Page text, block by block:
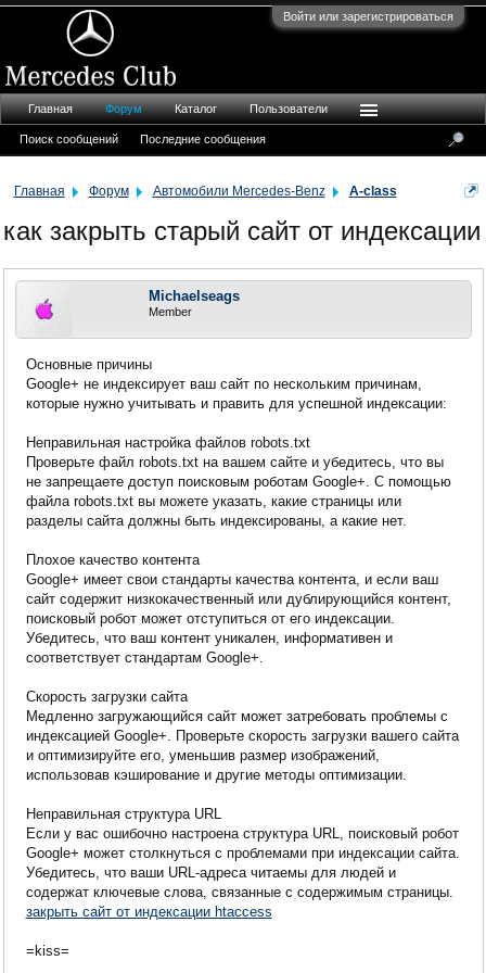
Войти или зарегистрироваться
Главная Форум Автомобили Mercedes-Benz A-class
как закрыть старый сайт от индексации
Michaelseags
Member
Основные причины
Google+ не индексирует ваш сайт по нескольким причинам,
которые нужно учитывать и править для успешной индексации:
Неправильная настройка файлов robots.txt
Проверьте файл robots.txt на вашем сайте и убедитесь, что вы
не запрещаете доступ поисковым роботам Google+. С помощью
файла robots.txt вы можете указать, какие страницы или
разделы сайта должны быть индексированы, а какие нет.
Плохое качество контента
Google+ имеет свои стандарты качества контента, и если ваш
сайт содержит низкокачественный или дублирующийся контент,
поисковый робот может отступиться от его индексации.
Убедитесь, что ваш контент уникален, информативен и
соответствует стандартам Google+.
Скорость загрузки сайта
Медленно загружающийся сайт может затребовать проблемы с
индексацией Google+. Проверьте скорость загрузки вашего сайта
и оптимизируйте его, уменьшив размер изображений,
использовав кэширование и другие методы оптимизации.
Неправильная структура URL
Если у вас ошибочно настроена структура URL, поисковый робот
Google+ может столкнуться с проблемами при индексации сайта.
Убедитесь, что ваши URL-адреса читаемы для людей и
содержат ключевые слова, связанные с содержимым страницы.
закрыть сайт от индексации htaccess
=kiss=
Главная Форум
Поиск сообщений Последние сообщения
Каталог Пользователи